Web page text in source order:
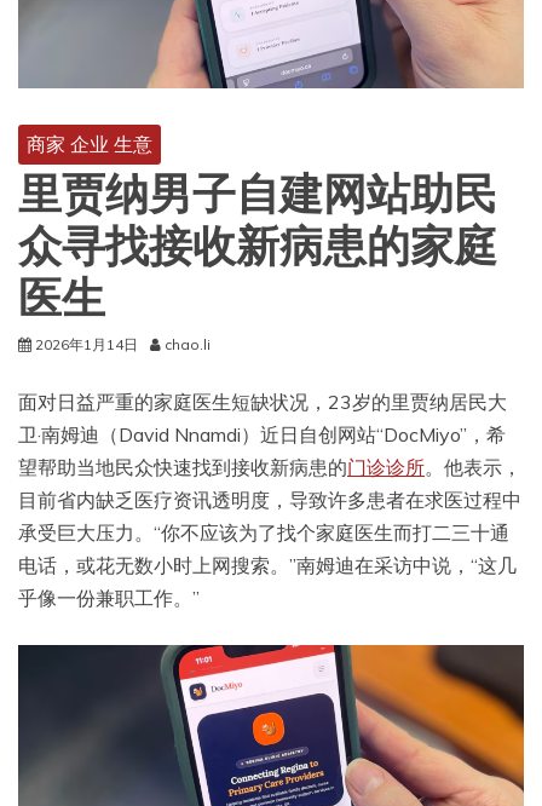
商家 企业 生意
里贾纳男子自建网站助民
众寻找接收新病患的家庭
医生
2026年1月14日 chao.li
面对日益严重的家庭医生短缺状况，23岁的里贾纳居民大
卫·南姆迪（David Nnamdi）近日自创网站“DocMiyo”，希
望帮助当地民众快速找到接收新病患的门诊诊所。他表示，
目前省内缺乏医疗资讯透明度，导致许多患者在求医过程中
承受巨大压力。“你不应该为了找个家庭医生而打二三十通
电话，或花无数小时上网搜索。”南姆迪在采访中说，“这几
乎像一份兼职工作。”